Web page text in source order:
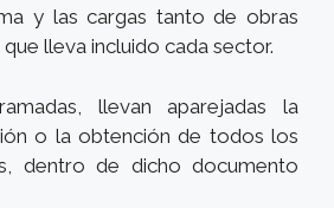
y las cargas tanto de obras
lleva incluido cada sector.
llevan aparejadas la
o la obtención de todos los
dentro de dicho documento